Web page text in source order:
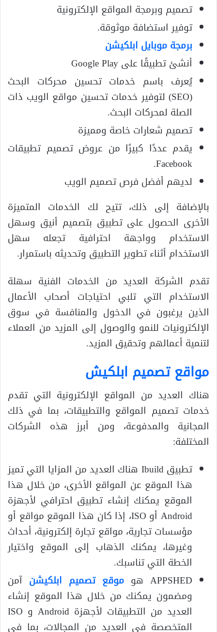
تصميم وبرمجة المواقع الإلكترونية
توفير استضافة موثوقة.
برمجة موبايل ابلكيشن
أنشئ تطبيقًا على Google Play
يُعرف باسم خدمات تحسين محركات البحث
(SEO) لتوفير خدمات تحسين مواقع الويب ذات
الصلة لمحركات البحث.
تصميم شعارات خاصة ومميزة
يقدم عددًا كبيرًا من عروض تصميم تطبيقات
Facebook.
لديهم أفضل فرص تصميم الويب
بالإضافة إلى ذلك، تتيح لك الخدمات المتميزة
الأخرى الحصول على تطبيق بتصميم أنيق وسهل
الاستخدام وواجهة احترافية تجعله سهل
الاستخدام أثناء تطوير التطبيق وتحديثه باستمرار.
تقدم الشركة العديد من الخدمات الفنية سهلة
الاستخدام التي تلبي احتياجات أصحاب الأعمال
الذين يرغبون في الدخول والمنافسة في سوق
الإلكترونيات للنمو والوصول إلى المزيد من العملاء
لتنمية أعمالهم وتحقيق المزيد.
مواقع تصميم ابلكيش
هناك العديد من المواقع الإلكترونية التي تقدم
خدمات تصميم المواقع والتطبيقات، بما في ذلك
المجانية والمدفوعة، ومن أبرز هذه الشركات
المختلفة:
تطبيق Ibuild هناك العديد من المزايا التي تميز
هذا الموقع عن المواقع الأخرى، من خلال هذا
الموقع يمكنك إنشاء تطبيق احترافي لأجهزة
Android أو ISO، إذا كان هذا الموقع مواقع أو
مؤسسات تجارية، مواقع تجارة إلكترونية، أحداث
وغيرها، يمكنك الذهاب إلى الموقع واختيار
الخطة التي تناسبك.
APPSHED هو
موقع تصميم ابلكيشن آمن
ومضمون يمكنك من خلال هذا الموقع إنشاء
العديد من التطبيقات لأجهزة Android و ISO
المتخصصة في العديد من المجالات، بما في